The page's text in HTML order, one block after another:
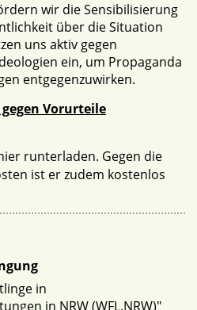
wir die Sensibilisierung
über die Situation
uns aktiv gegen
ein, um Propaganda
entgegenzuwirken.
Vorurteile
runterladen. Gegen die
ist er zudem kostenlos
in
in NRW (WFL.NRW)"